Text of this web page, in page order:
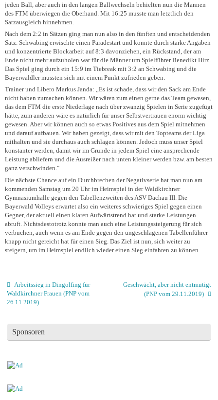
jeden Ball, aber auch in den langen Ballwechseln behielten nun die Mannen
des FTM überwiegen die Oberhand. Mit 16:25 musste man letztlich den
Satzausgleich hinnehmen.
Nach dem 2:2 in Sätzen ging man nun also in den fünften und entscheidenden
Satz. Schwabing erwischte einen Paradestart und konnte durch starke Angaben
und konzentrierte Blockarbeit auf 8:3 davonziehen, ein Rückstand, der am
Ende nicht mehr aufzuholen war für die Männer um Spielführer Benedikt Hirz.
Das Spiel ging durch ein 15:9 im Tiebreak mit 3:2 an Schwabing und die
Bayerwaldler mussten sich mit einem Punkt zufrieden geben.
Trainer und Libero Markus Janda: „Es ist schade, dass wir den Sack am Ende
nicht haben zumachen können. Wir wären zum einen gerne das Team gewesen,
das dem FTM die erste Niederlage nach über zwanzig Spielen in Serie zugefügt
hätte, zum anderen wäre es natürlich für unser Selbstvertrauen enorm wichtig
gewesen. Aber wir können auch so etwas Positives aus dem Spiel mitnehmen
und darauf aufbauen. Wir haben gezeigt, dass wir mit den Topteams der Liga
mithalten und sie durchaus auch schlagen können. Jedoch muss unser Spiel
konstanter werden, damit wir im Grunde in jedem Spiel eine ansprechende
Leistung abliefern und die Ausreißer nach unten kleiner werden bzw. am besten
ganz verschwinden.“
Die nächste Chance auf ein Durchbrechen der Negativserie hat man nun am
kommenden Samstag um 20 Uhr im Heimspiel in der Waldkirchner
Gymnasiumhalle gegen den Tabellenzweiten des ASV Dachau III. Die
Bayerwald Volleys erwartet also ein weiteres schwieriges Spiel gegen einen
Gegner, der aktuell einen klaren Aufwärtstrend hat und starke Leistungen
abruft. Nichtsdestotrotz konnte man auch eine Leistungssteigerung für sich
verbuchen, auch wenn es am Ende gegen den ungeschlagenen Tabellenführer
knapp nicht gereicht hat für einen Sieg. Das Ziel ist nun, sich weiter zu
steigern, um im Heimspiel endlich wieder einen Sieg einfahren zu können.
Arbeitssieg in Dingolfing für
Waldkirchner Frauen (PNP vom
26.11.2019)
Geschwächt, aber nicht entmutigt
(PNP vom 29.11.2019)
Sponsoren